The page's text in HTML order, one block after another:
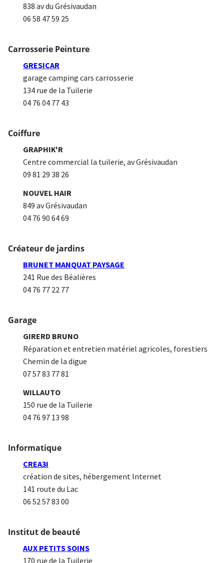
838 av du Grésivaudan
06 58 47 59 25
Carrosserie Peinture
GRESICAR
garage camping cars carrosserie
134 rue de la Tuilerie
04 76 04 77 43
Coiffure
GRAPHIK'R
Centre commercial la tuilerie, av Grésivaudan
09 81 29 38 26
NOUVEL HAIR
849 av Grésivaudan
04 76 90 64 69
Créateur de jardins
BRUNET MANQUAT PAYSAGE
241 Rue des Béalières
04 76 77 22 77
Garage
GIRERD BRUNO
Réparation et entretien matériel agricoles, forestiers
Chemin de la digue
07 57 83 77 81
WILLAUTO
150 rue de la Tuilerie
04 76 97 13 98
Informatique
CREA3I
création de sites, hébergement Internet
141 route du Lac
06 52 57 83 00
Institut de beauté
AUX PETITS SOINS
170 rue de la Tuilerie